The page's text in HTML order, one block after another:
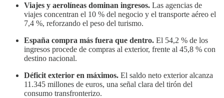
Viajes y aerolíneas dominan ingresos. Las agencias de
viajes concentran el 10 % del negocio y el transporte aéreo el
7,4 %, reforzando el peso del turismo.
España compra más fuera que dentro. El 54,2 % de los
ingresos procede de compras al exterior, frente al 45,8 % con
destino nacional.
Déficit exterior en máximos. El saldo neto exterior alcanza
11.345 millones de euros, una señal clara del tirón del
consumo transfronterizo.